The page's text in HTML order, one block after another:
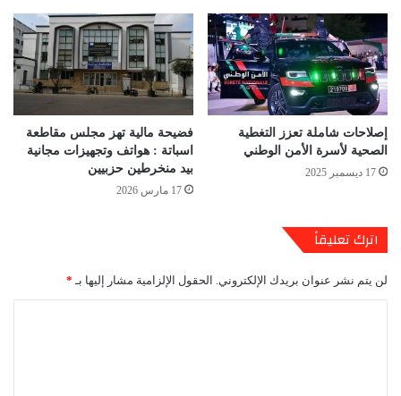
إصلاحات شاملة تعزز التغطية
الصحية لأسرة الأمن الوطني
17 ديسمبر 2025
فضيحة مالية تهز مجلس مقاطعة
اسباتة : هواتف وتجهيزات مجانية
بيد منخرطين حزبيين
17 مارس 2026
اترك تعليقاً
لن يتم نشر عنوان بريدك الإلكتروني. الحقول الإلزامية مشار إليها بـ *